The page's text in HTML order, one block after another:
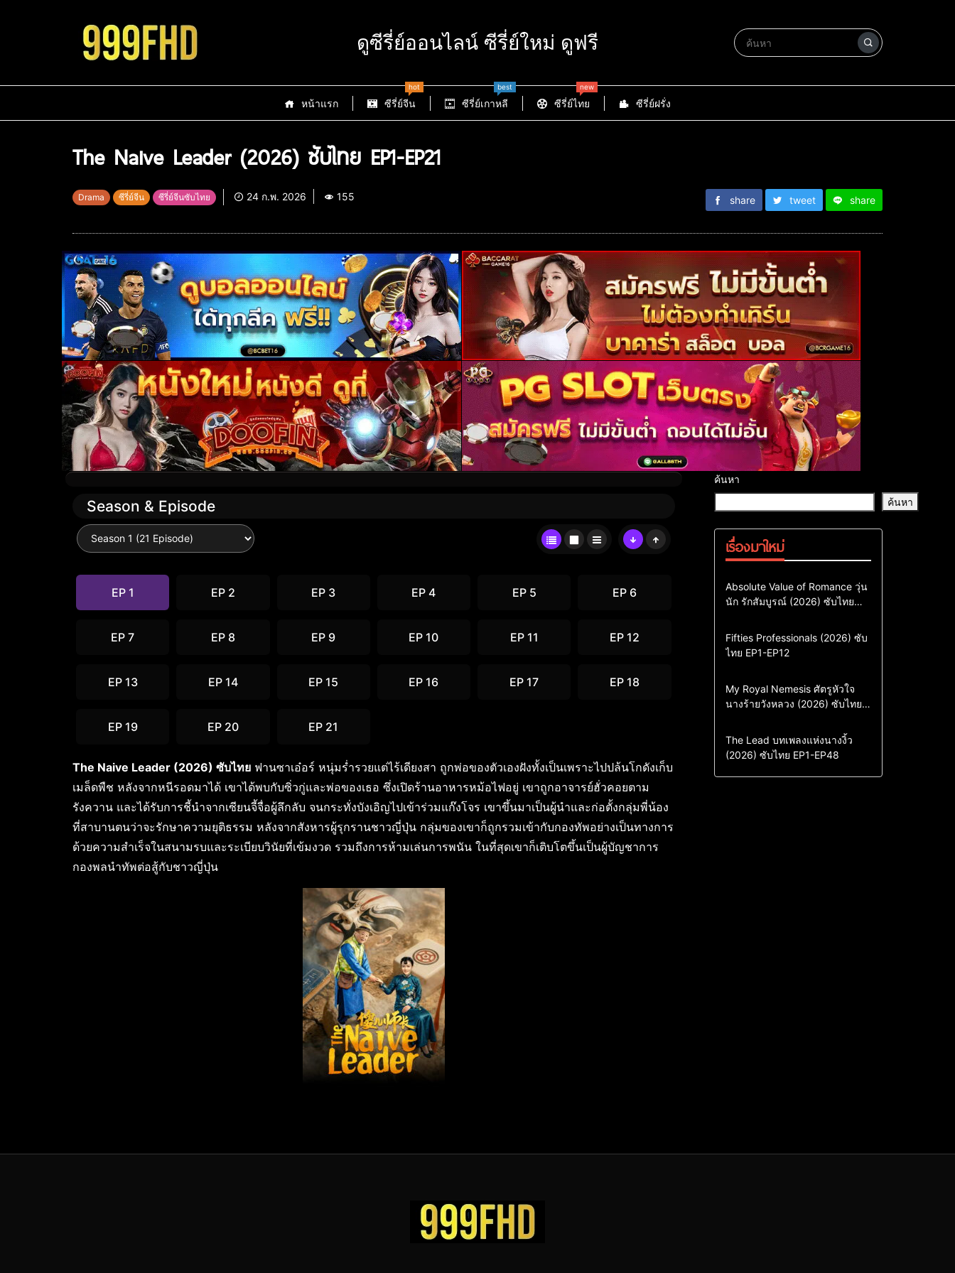
ดูซีรี่ย์ออนไลน์ ซีรี่ย์ใหม่ ดูฟรี
หน้าแรก ซีรี่ย์จีน
hot
ซีรี่ย์เกาหลี
best
ซีรี่ย์ไทย
new
ซีรี่ย์ฝรั่ง
The Naive Leader (2026) ซับไทย EP1-EP21
Drama ซีรี่ย์จีน ซีรี่ย์จีนซับไทย 24 ก.พ. 2026 155 share tweet share
Season & Episode
EP 1 EP 2 EP 3 EP 4 EP 5 EP 6
EP 7 EP 8 EP 9 EP 10 EP 11 EP 12
EP 13 EP 14 EP 15 EP 16 EP 17 EP 18
EP 19 EP 20 EP 21
The Naive Leader (2026) ซับไทย ฟานซาเอ๋อร์ หนุ่มร่ำรวยแต่ไร้เดียงสา ถูกพ่อของตัวเองฝังทั้งเป็นเพราะไปปล้นโกดังเก็บ
เมล็ดพืช หลังจากหนีรอดมาได้ เขาได้พบกับซิ่วกู่และพ่อของเธอ ซึ่งเปิดร้านอาหารหม้อไฟอยู่ เขาถูกอาจารย์ฮั่วคอยตาม
รังควาน และได้รับการชี้นำจากเซียนจี้จื่อผู้ลึกลับ จนกระทั่งบังเอิญไปเข้าร่วมแก๊งโจร เขาขึ้นมาเป็นผู้นำและก่อตั้งกลุ่มพี่น้อง
ที่สาบานตนว่าจะรักษาความยุติธรรม หลังจากสังหารผู้รุกรานชาวญี่ปุ่น กลุ่มของเขาก็ถูกรวมเข้ากับกองทัพอย่างเป็นทางการ
ด้วยความสำเร็จในสนามรบและระเบียบวินัยที่เข้มงวด รวมถึงการห้ามเล่นการพนัน ในที่สุดเขาก็เติบโตขึ้นเป็นผู้บัญชาการ
กองพลนำทัพต่อสู้กับชาวญี่ปุ่น
ค้นหา
ค้นหา
เรื่องมาใหม่
Comedy Drama
ซีรี่ย์เกาหลี
ซีรี่ย์เกาหลีซับไทย
Absolute Value of Romance วุ่น
นัก รักสัมบูรณ์ (2026) ซับไทย
Action & Adventure
Comedy
Drama
ซีรี่ย์เกาหลี
Fifties Professionals (2026) ซับ
ไทย EP1-EP12
Comedy
Drama
Sci-Fi & Fantasy
ซีรี่ย์เกาหลี
My Royal Nemesis ศัตรูหัวใจ
นางร้ายวังหลวง (2026) ซับไทย
Drama
ซีรี่ย์จีน
ซีรี่ย์จีนซับไทย
The Lead บทเพลงแห่งนางงิ้ว
(2026) ซับไทย EP1-EP48